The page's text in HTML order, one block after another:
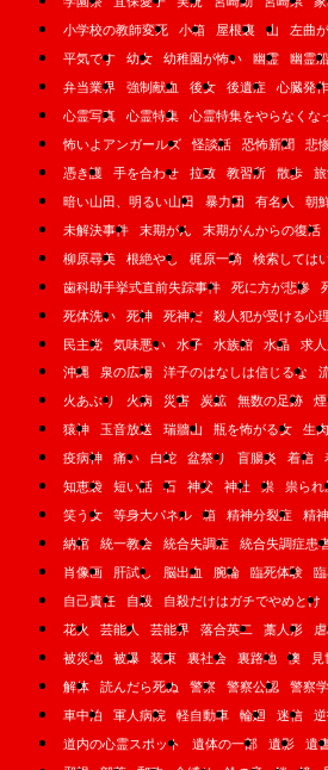
小学校の教師変死
小箱 屋根裏 山 左曲
平気です
幼女 幼稚園が怖い 幽霊 幽霊船
弁当業界
強制献血 後女 後遺症 心臓発作
心霊写真
心霊特集 心霊特集をやらなくな
怖いよアンガールズ
怪談話 恐怖新聞 悲
憑き護
手を合わせ 拉致 教習所 散歩
暗い山田、明るい山田
暴力団 有名人 朝
未解決事件
末期がん 末期がんからの復活
柳原尋美
根絶やし 梶原一騎 検索しては
歯科助手挙式直前失踪事件
死に方が悲惨
死体洗い
死神 死神だ 殺人犯が受ける心
民主党
気味悪い 水子 水族館 水晶 求
沖縄
泉の広場 洋子のはなしは信じるな
火あぶり
火病 災害 炭鉱 無数の足跡
猿神
玉音放送 瑞牆山 瓶を怖がる女 生肉
疫病神
痛い 白蛇 盆祭り 盲腸炎 着信
知恵袋
短い話 石 神父 神社 祟 祟られ
笑う女
等身大パネル 箱 精神分裂症 精
納棺
統一教会 統合失調症 統合失調症患
肖像画
肝試し 脳出血 腕輪 臨死体験
自己責任
自殺 自殺だけはガチでやめとけ
花火
芸能人 芸能界 落合英二 藁人形
被災地
被爆 装束 裏社会 裏路地 襖
解体
読んだら死ぬ 警察 警察公認 警察
車中泊
軍人病院 軽自動車 輪廻 迷信
道内の心霊スポット
遺体の一部 遺影 遺